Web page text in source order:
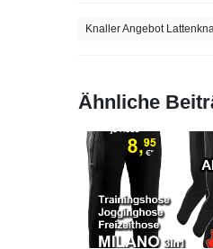
Knaller Angebot
Ähnliche